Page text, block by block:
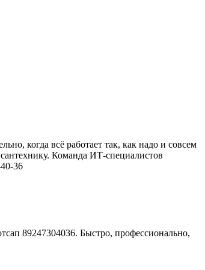
когда всё работает так, как надо и совсем
Команда ИТ-специалистов
36
89247304036. Быстро, профессионально,